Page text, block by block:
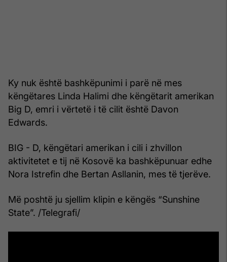
Ky nuk është bashkëpunimi i parë në mes
këngëtares Linda Halimi dhe këngëtarit amerikan
Big D, emri i vërtetë i të cilit është Davon
Edwards.
BIG - D, këngëtari amerikan i cili i zhvillon
aktivitetet e tij në Kosovë ka bashkëpunuar edhe
Nora Istrefin dhe Bertan Asllanin, mes të tjerëve.
Më poshtë ju sjellim klipin e këngës “Sunshine
State”. /Telegrafi/